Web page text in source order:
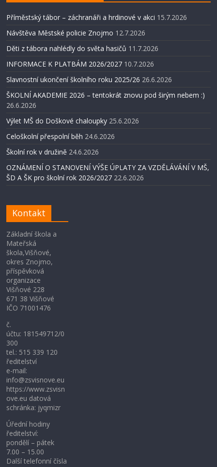
Příměstský tábor – záchranáři a hrdinové v akci 15.7.2026
Návštěva Městské policie Znojmo 12.7.2026
Děti z tábora nahlédly do světa hasičů 11.7.2026
INFORMACE K PLATBÁM 2026/2027 10.7.2026
Slavnostní ukončení školního roku 2025/26 26.6.2026
ŠKOLNÍ AKADEMIE 2026 – tentokrát znovu pod širým nebem :)
26.6.2026
Výlet MŠ do Doškové chaloupky 25.6.2026
Celoškolní přespolní běh 24.6.2026
Školní rok v družině 24.6.2026
OZNÁMENÍ O STANOVENÍ VÝŠE ÚPLATY ZA VZDĚLÁVÁNÍ V MŠ,
ŠD A ŠK pro školní rok 2026/2027 22.6.2026
Kontakt
Základní škola a
Mateřská
škola,Višňové,
okres Znojmo,
příspěvková
organizace
Višňové 228
671 38 Višňové
IČO 71001476
č.
účtu: 181549712/0
300
tel.: 515 339 120
ředitelství
e-mail:
info@zsvisnove.eu
https://www.zsvisn
ove.eu datová
schránka: jyqmizr
Úřední hodiny
ředitelství:
pondělí – pátek
7.00 – 15.00
Další telefonní čísla